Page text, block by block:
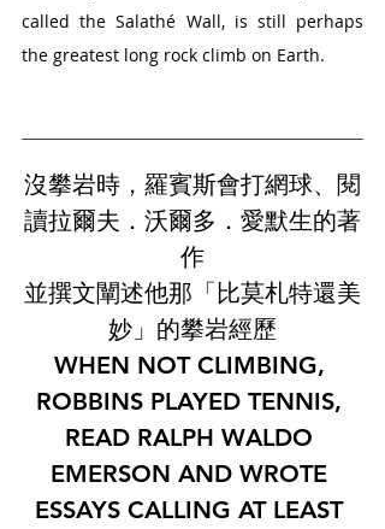
called the Salathé Wall, is still perhaps
the greatest long rock climb on Earth.
沒攀岩時，羅賓斯會打網球、閱
讀拉爾夫．沃爾多．愛默生的著
作
並撰文闡述他那「比莫札特還美
妙」的攀岩經歷
WHEN NOT CLIMBING,
ROBBINS PLAYED TENNIS,
READ RALPH WALDO
EMERSON AND WROTE
ESSAYS CALLING AT LEAST